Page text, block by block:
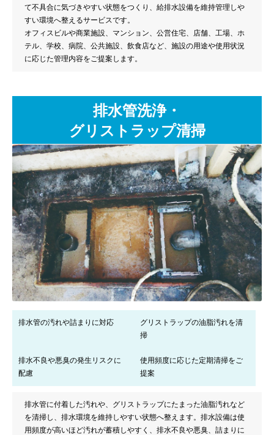
て不具合に気づきやすい状態をつくり、給排水設備を維持管理しや
すい環境へ整えるサービスです。
オフィスビルや商業施設、マンション、公営住宅、店舗、工場、ホ
テル、学校、病院、公共施設、飲食店など、施設の用途や使用状況
に応じた管理内容をご提案します。
排水管洗浄・
グリストラップ清掃
排水管の汚れや詰まりに対応
グリストラップの油脂汚れを清
掃
排水不良や悪臭の発生リスクに
配慮
使用頻度に応じた定期清掃をご
提案
排水管に付着した汚れや、グリストラップにたまった油脂汚れなど
を清掃し、排水環境を維持しやすい状態へ整えます。排水設備は使
用頻度が高いほど汚れが蓄積しやすく、排水不良や悪臭、詰まりに